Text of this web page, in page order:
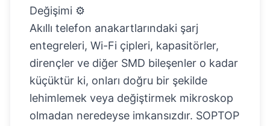
Değişimi ⚙️
Akıllı telefon anakartlarındaki şarj
entegreleri, Wi-Fi çipleri, kapasitörler,
dirençler ve diğer SMD bileşenler o kadar
küçüktür ki, onları doğru bir şekilde
lehimlemek veya değiştirmek mikroskop
olmadan neredeyse imkansızdır. SOPTOP